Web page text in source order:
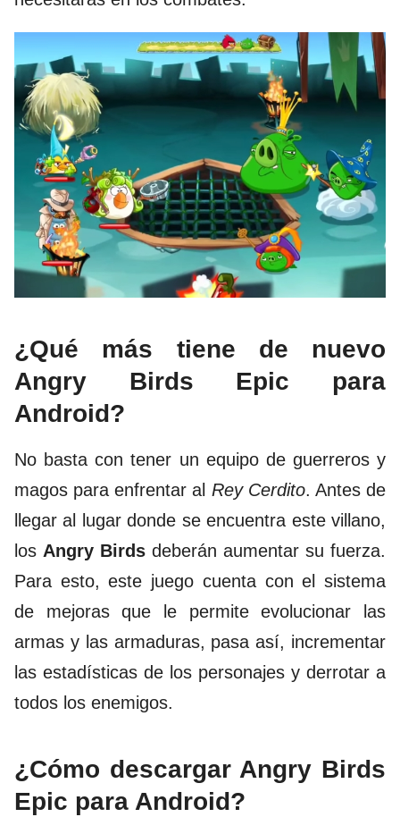
¿Qué más tiene de nuevo
Angry Birds Epic para
Android?
No basta con tener un equipo de guerreros y
magos para enfrentar al Rey Cerdito. Antes de
llegar al lugar donde se encuentra este villano,
los Angry Birds deberán aumentar su fuerza.
Para esto, este juego cuenta con el sistema
de mejoras que le permite evolucionar las
armas y las armaduras, pasa así, incrementar
las estadísticas de los personajes y derrotar a
todos los enemigos.
¿Cómo descargar Angry Birds
Epic para Android?